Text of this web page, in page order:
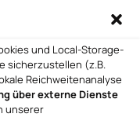
und Local-Storage-
sicherzustellen (z.B.
Reichweitenanalyse
über externe Dienste
unserer